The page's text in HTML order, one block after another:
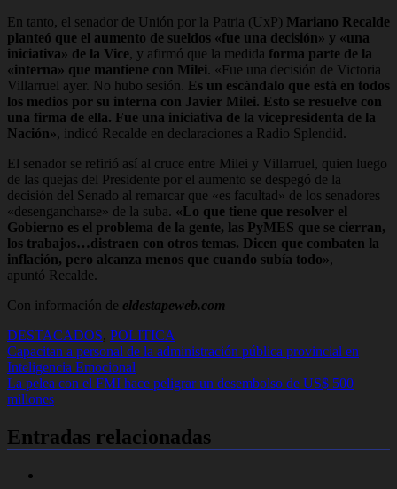
En tanto, el senador de Unión por la Patria (UxP) Mariano Recalde
planteó que el aumento de sueldos «fue una decisión» y «una
iniciativa» de la Vice, y afirmó que la medida forma parte de la
«interna» que mantiene con Milei. «Fue una decisión de Victoria
Villarruel ayer. No hubo sesión. Es un escándalo que está en todos
los medios por su interna con Javier Milei. Esto se resuelve con
una firma de ella. Fue una iniciativa de la vicepresidenta de la
Nación», indicó Recalde en declaraciones a Radio Splendid.
El senador se refirió así al cruce entre Milei y Villarruel, quien luego
de las quejas del Presidente por el aumento se despegó de la
decisión del Senado al remarcar que «es facultad» de los senadores
«desengancharse» de la suba. «Lo que tiene que resolver el
Gobierno es el problema de la gente, las PyMES que se cierran,
los trabajos…distraen con otros temas. Dicen que combaten la
inflación, pero alcanza menos que cuando subía todo»,
apuntó Recalde.
Con información de eldestapeweb.com
DESTACADOS, POLITICA
Navegación
de
entradas
Capacitan a personal de la administración pública provincial en
Inteligencia Emocional
La pelea con el FMI hace peligrar un desembolso de US$ 500
millones
Entradas relacionadas